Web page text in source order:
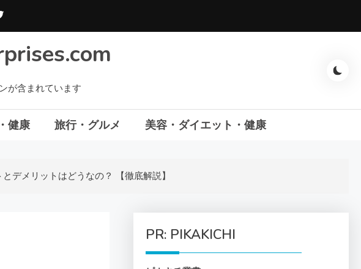
が含まれています
健康 旅行・グルメ 美容・ダイエット・健康
デメリットはどうなの？ 【徹底解説】
PR: PIKAKICHI